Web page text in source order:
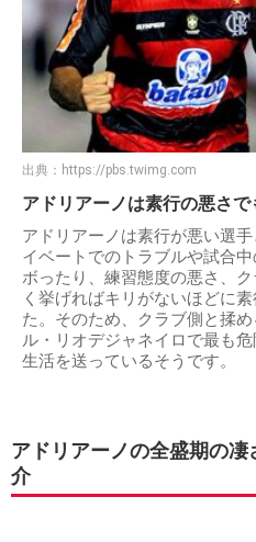
出典： https://pbs.twimg.com
アドリアーノは素行の悪さで
アドリアーノは素行が悪い選
イベートでのトラブルや試合
ボったり、練習態度の悪さ、
く挙げればキリがないほどに
た。そのため、クラブ側と揉
ル・リオデジャネイロで最も
生活を送っているそうです。
アドリアーノの全盛期の
介